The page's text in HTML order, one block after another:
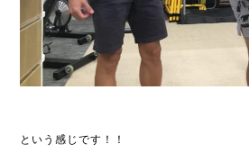
という感じです！！